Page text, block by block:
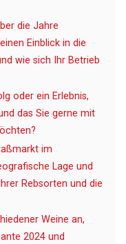
die Jahre
Einblick in die
wie sich Ihr Betrieb
oder ein Erlebnis,
das Sie gerne mit
im
Lage und
Rebsorten und die
Weine an,
2024 und